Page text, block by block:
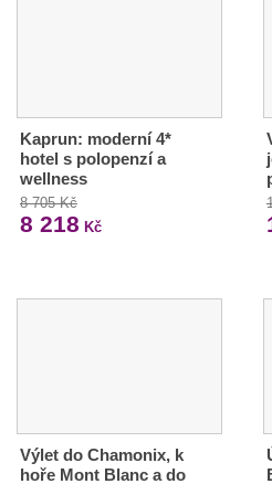
Kaprun: moderní 4*
hotel s polopenzí a
wellness
8 705 Kč
8 218 Kč
Výlet do Chamonix, k
hoře Mont Blanc a do